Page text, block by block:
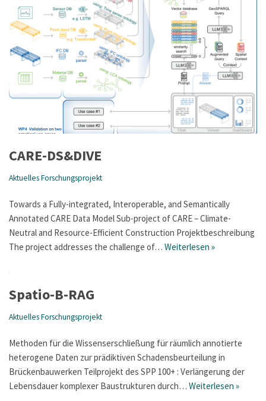
CARE-DS&DIVE
Aktuelles Forschungsprojekt
Towards a Fully-integrated, Interoperable, and Semantically
Annotated CARE Data Model Sub-project of CARE – Climate-
Neutral and Resource-Efficient Construction Projektbeschreibung
The project addresses the challenge of… Weiterlesen »
Spatio-B-RAG
Aktuelles Forschungsprojekt
Methoden für die Wissenserschließung für räumlich annotierte
heterogene Daten zur prädiktiven Schadensbeurteilung in
Brückenbauwerken Teilprojekt des SPP 100+ : Verlängerung der
Lebensdauer komplexer Baustrukturen durch… Weiterlesen »